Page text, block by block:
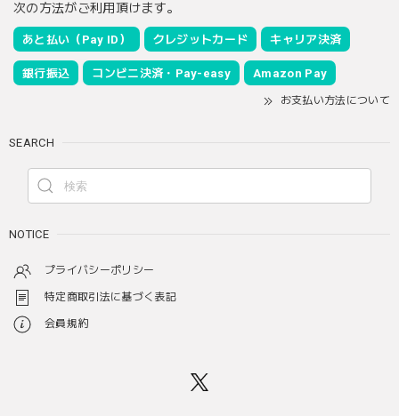
次の方法がご利用頂けます。
あと払い（Pay ID） クレジットカード キャリア決済
銀行振込 コンビニ決済・Pay-easy Amazon Pay
お支払い方法について
SEARCH
NOTICE
プライバシーポリシー
特定商取引法に基づく表記
会員規約